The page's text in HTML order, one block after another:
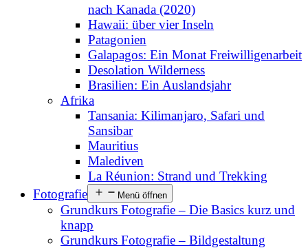
nach Kanada (2020)
Hawaii: über vier Inseln
Patagonien
Galapagos: Ein Monat Freiwilligenarbeit
Desolation Wilderness
Brasilien: Ein Auslandsjahr
Afrika
Tansania: Kilimanjaro, Safari und
Sansibar
Mauritius
Malediven
La Réunion: Strand und Trekking
Fotografie
Menü öffnen
Grundkurs Fotografie – Die Basics kurz und
knapp
Grundkurs Fotografie – Bildgestaltung